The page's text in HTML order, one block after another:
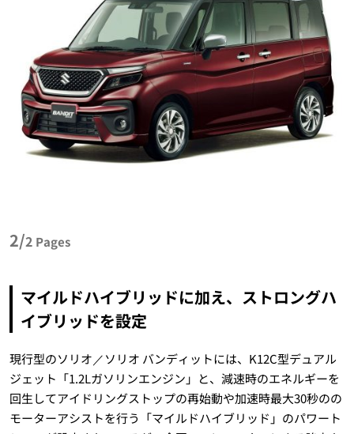
2/2 Pages
マイルドハイブリッドに加え、ストロングハ
イブリッドを設定
現行型のソリオ／ソリオ バンディットには、K12C型デュアル
ジェット「1.2Lガソリンエンジン」と、減速時のエネルギーを
回生してアイドリングストップの再始動や加速時最大30秒のの
モーターアシストを行う「マイルドハイブリッド」のパワート